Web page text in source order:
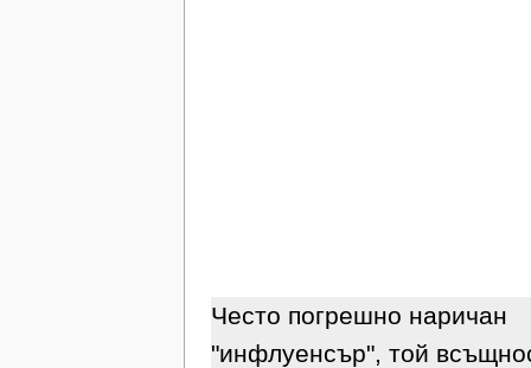
Често погрешно наричан
"инфлуенсър", той